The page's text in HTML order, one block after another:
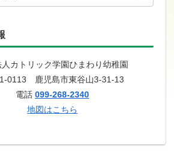
カトリック学園ひまわり幼稚園
0113 鹿児島市東谷山3-31-13
電話 099-268-2340
地図はこちら